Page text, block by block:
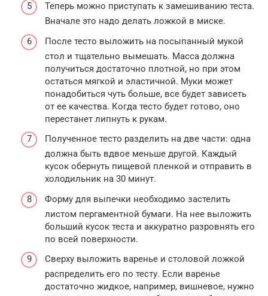
Теперь можно приступать к замешиванию теста.
Вначале это надо делать ложкой в миске.
После тесто выложить на посыпанный мукой
стол и тщательно вымешать. Масса должна
получиться достаточно плотной, но при этом
остаться мягкой и эластичной. Муки может
понадобиться чуть больше, все будет зависеть
от ее качества. Когда тесто будет готово, оно
перестанет липнуть к рукам.
Полученное тесто разделить на две части: одна
должна быть вдвое меньше другой. Каждый
кусок обернуть пищевой пленкой и отправить в
холодильник на 30 минут.
Форму для выпечки необходимо застелить
листом пергаментной бумаги. На нее выложить
больший кусок теста и аккуратно разровнять его
по всей поверхности.
Сверху выложить варенье и столовой ложкой
распределить его по тесту. Если варенье
достаточно жидкое, например, вишневое, нужно